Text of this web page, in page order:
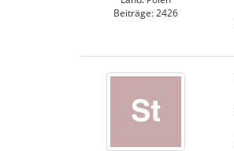
Beiträge: 2426